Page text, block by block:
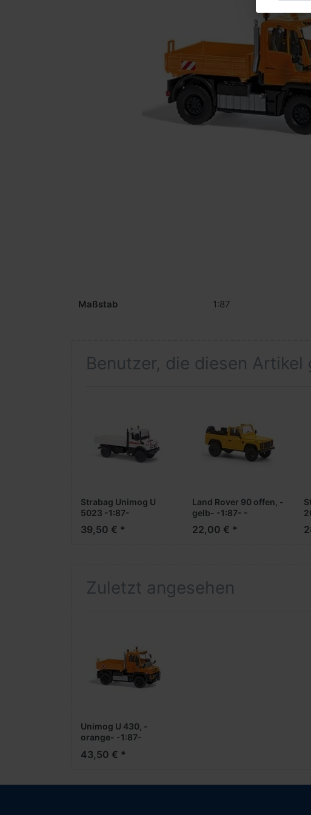
Maßstab 1:87
Benutzer, die diesen
Strabag Unimog U
5023 -1:87-
39,50 € *
Land Rover 90 offen, -
gelb- -1:87- -
Formneuheit-
22,00 € *
Zuletzt angesehen
Unimog U 430, -
orange- -1:87-
43,50 € *